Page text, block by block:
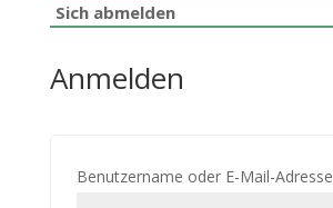
Sich abmelden
Anmelden
Benutzername oder E-Mail-Adresse